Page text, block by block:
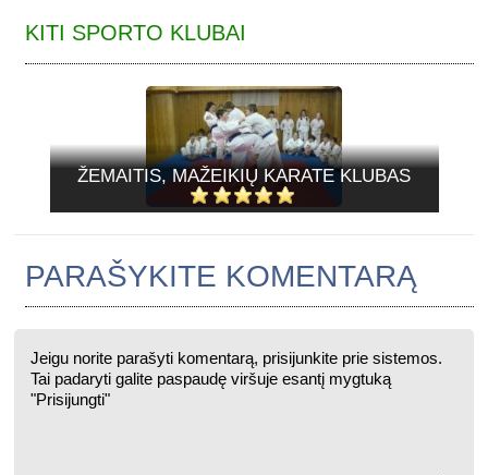
KITI SPORTO KLUBAI
ŽEMAITIS, MAŽEIKIŲ KARATE KLUBAS
PARAŠYKITE KOMENTARĄ